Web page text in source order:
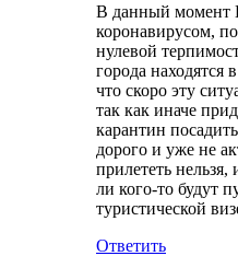
В данный момент
коронавирусом,
нулевой
города находятся
что скоро эту
так как иначе
карантин
дорого и уже не
прилететь нельзя,
ли кого-то будут
туристической
Ответить